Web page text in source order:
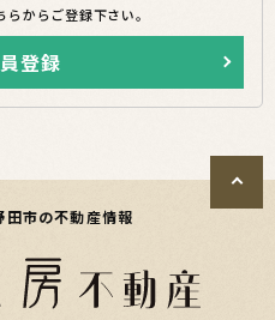
からご登録下さい。
登録
市の不動産情報